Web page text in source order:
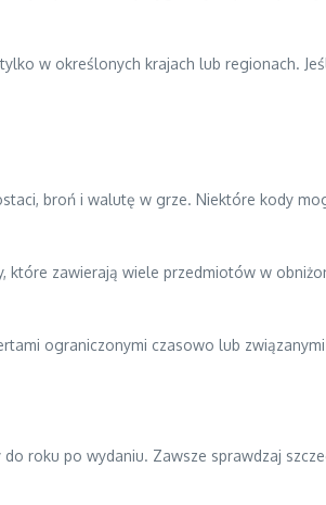
w określonych krajach lub regionach.
broń i walutę w grze. Niektóre kody
zawierają wiele przedmiotów w
ograniczonymi czasowo lub
roku po wydaniu. Zawsze sprawdzaj